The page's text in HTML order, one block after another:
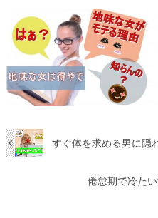
すぐ体を求める男に隠
倦怠期で冷た